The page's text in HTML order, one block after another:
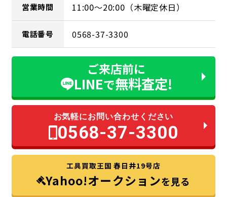
営業時間 11:00～20:00（木曜定休日）
電話番号 0568-37-3300
ご来店前に
LINEで無料査定!
お気軽にお問い合わせください
0568-37-3300
工具買取王国 春日井19号店
Yahoo!オークションを見る